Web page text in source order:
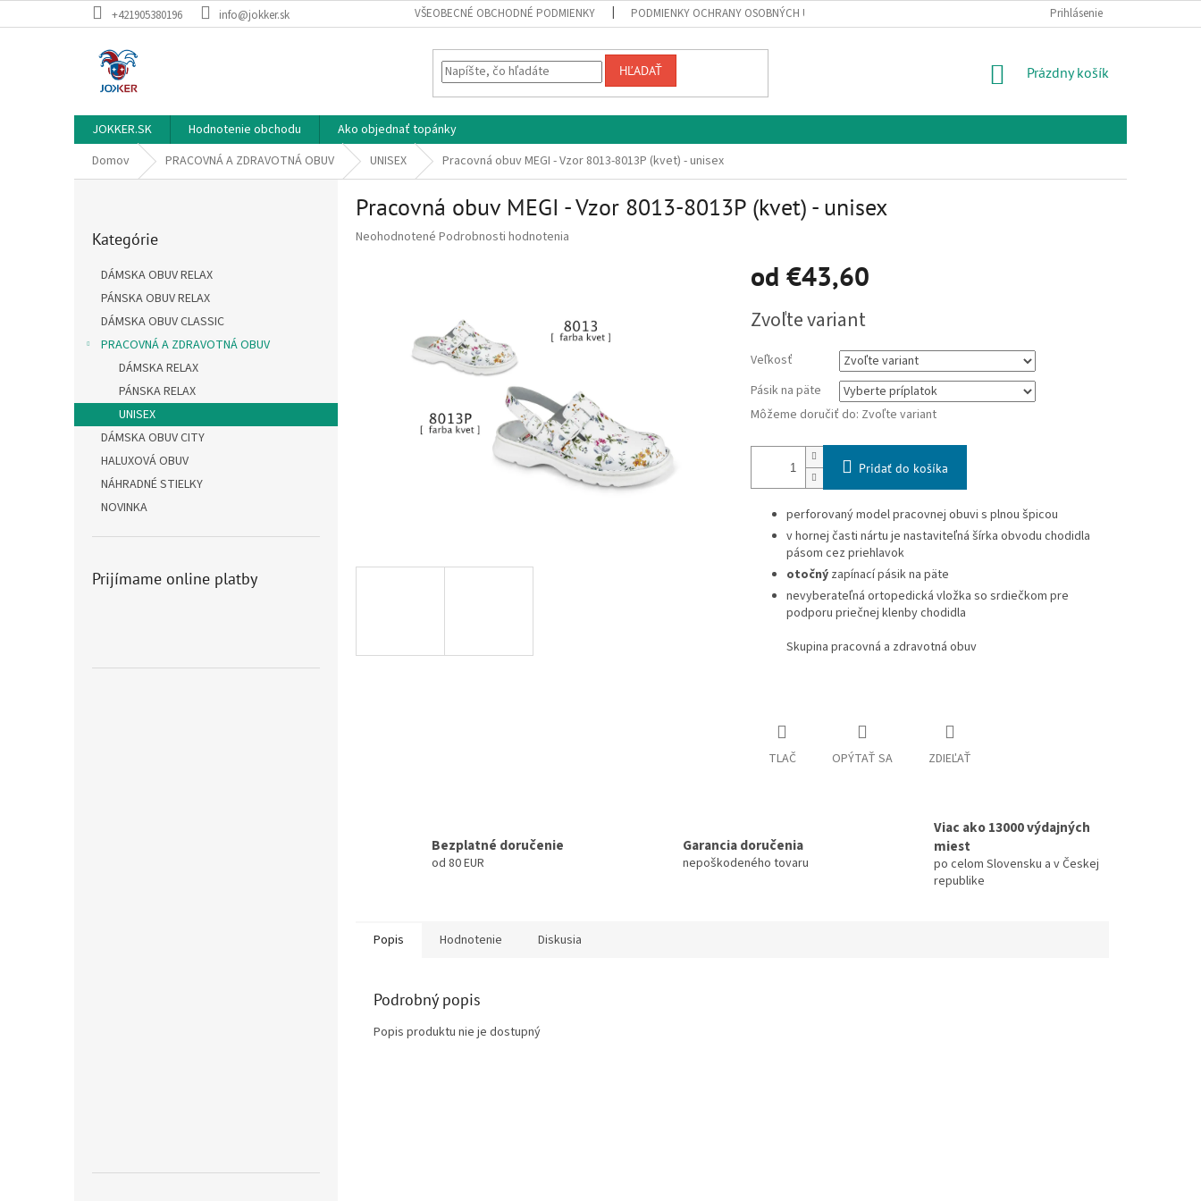
na
+421905380196 info@jokker.sk VŠEOBECNÉ OBCHODNÉ PODMIENKY PODMIENKY OCHRANY OSOBNÝCH ÚDAJOV Prihlásenie
HĽADAŤ
NÁKUPNÝ
Prázdny košík
JOKKER.SK Hodnotenie obchodu
Ako objednať topánky
Domov
PRACOVNÁ A ZDRAVOTNÁ OBUV UNISEX Pracovná obuv MEGI - Vzor 8013-8013P (kvet) - unisex
kategórie
Kategórie
DÁMSKA OBUV RELAX
PÁNSKA OBUV RELAX
DÁMSKA OBUV CLASSIC
PRACOVNÁ A ZDRAVOTNÁ OBUV
DÁMSKA RELAX
PÁNSKA RELAX
UNISEX
DÁMSKA OBUV CITY
HALUXOVÁ OBUV
NÁHRADNÉ STIELKY
NOVINKA
Prijímame online platby
Pracovná obuv MEGI - Vzor 8013-8013P (kvet) - unisex
Priemerné
hviezdičiek.
Neohodnotené Podrobnosti hodnotenia
od €43,60
cena:
Zvoľte variant
Veľkosť
Pásik na päte
Môžeme doručiť do: Zvoľte variant
Pridať do košíka
perforovaný model pracovnej obuvi s plnou špicou
v hornej časti nártu je nastaviteľná šírka obvodu chodidla
pásom cez priehlavok
otočnýzapínací pásik na päte
nevyberateľná ortopedická vložka so srdiečkom pre
podporu priečnej klenby chodidla
Skupina pracovná a zdravotná obuv
TLAČ OPÝTAŤ SA ZDIEĽAŤ
Bezplatné doručenie
od 80 EUR
Garancia doručenia
nepoškodeného tovaru
Viac ako 13000 výdajných
miest
po celom Slovensku a v Českej
republike
Popis Hodnotenie Diskusia
Podrobný popis
Popis produktu nie je dostupný